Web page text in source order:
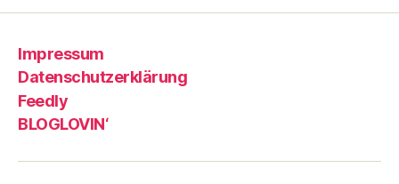
Impressum
Datenschutzerklärung
Feedly
BLOGLOVIN‘